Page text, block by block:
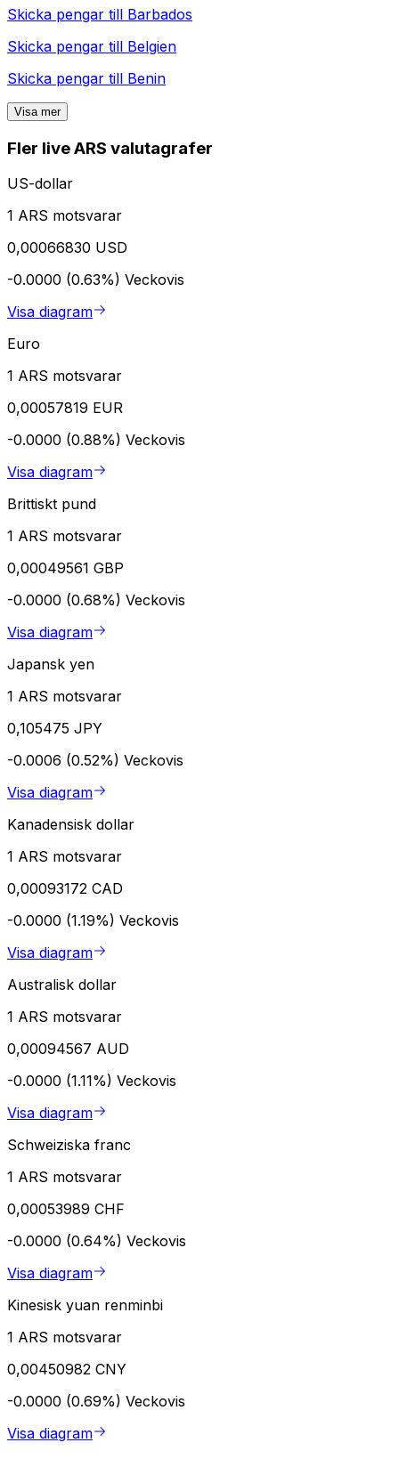
Skicka pengar till Barbados
Skicka pengar till Belgien
Skicka pengar till Benin
Visa mer
Fler live ARS valutagrafer
US-dollar
1 ARS motsvarar
0,00066830 USD
-0.0000 (0.63%) Veckovis
Visa diagram
Euro
1 ARS motsvarar
0,00057819 EUR
-0.0000 (0.88%) Veckovis
Visa diagram
Brittiskt pund
1 ARS motsvarar
0,00049561 GBP
-0.0000 (0.68%) Veckovis
Visa diagram
Japansk yen
1 ARS motsvarar
0,105475 JPY
-0.0006 (0.52%) Veckovis
Visa diagram
Kanadensisk dollar
1 ARS motsvarar
0,00093172 CAD
-0.0000 (1.19%) Veckovis
Visa diagram
Australisk dollar
1 ARS motsvarar
0,00094567 AUD
-0.0000 (1.11%) Veckovis
Visa diagram
Schweiziska franc
1 ARS motsvarar
0,00053989 CHF
-0.0000 (0.64%) Veckovis
Visa diagram
Kinesisk yuan renminbi
1 ARS motsvarar
0,00450982 CNY
-0.0000 (0.69%) Veckovis
Visa diagram